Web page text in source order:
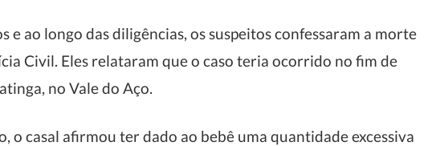
ao longo das diligências, os suspeitos confessaram a morte
Civil. Eles relataram que o caso teria ocorrido no fim de
no Vale do Aço.
o casal afirmou ter dado ao bebê uma quantidade excessiva